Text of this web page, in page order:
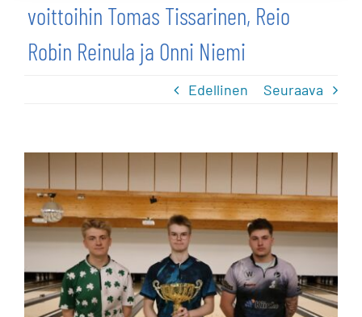
voittoihin Tomas Tissarinen, Reio
Robin Reinula ja Onni Niemi
Edellinen Seuraava
kuvaa
isompana